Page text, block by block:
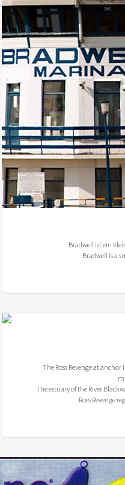
Bradwell ist ein
Bradwell is a
The Ross Revenge at
The estuary of the River
Ross Revenge